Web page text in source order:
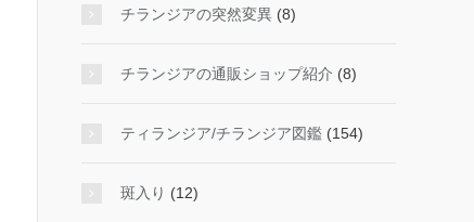
チランジアの突然変異 (8)
チランジアの通販ショップ紹介 (8)
ティランジア/チランジア図鑑 (154)
斑入り (12)